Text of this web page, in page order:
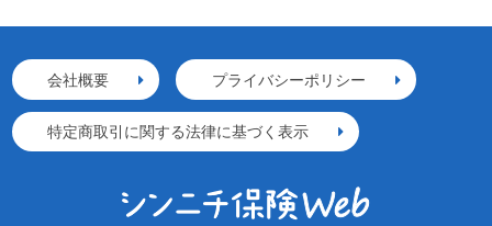
会社概要 プライバシーポリシー
特定商取引に関する法律に基づく表示